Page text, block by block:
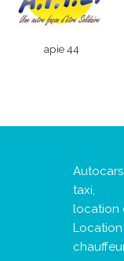
apie 44
taxi,
location